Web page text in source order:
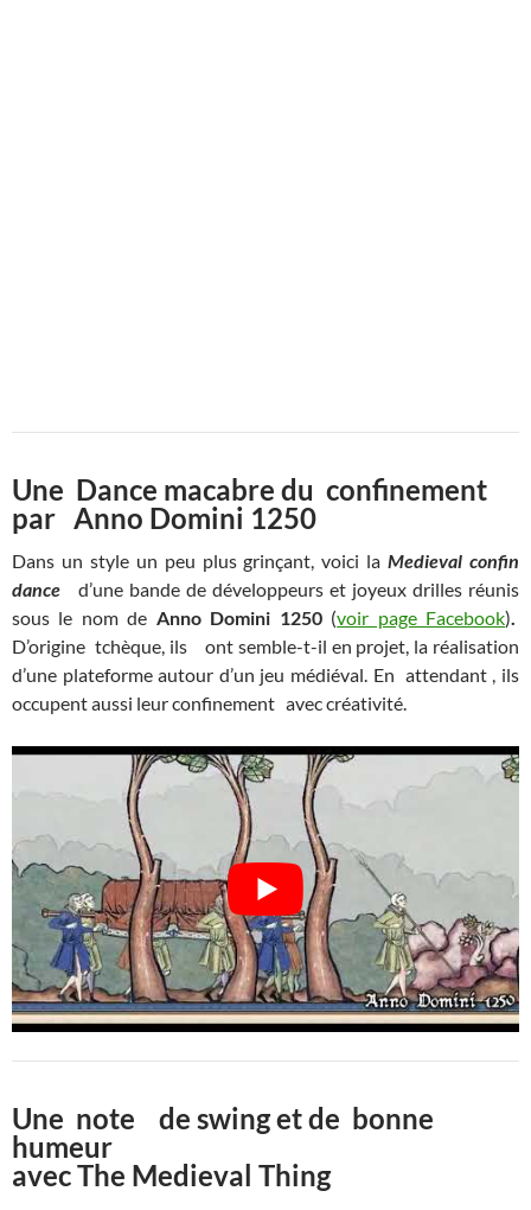
Une Dance macabre du confinement
par Anno Domini 1250
Dans un style un peu plus grinçant, voici laMedieval confin
dance
d’une bande de développeurs et joyeux drilles réunis
sous le nom de Anno Domini 1250 (voir page Facebook).
D’origine tchèque, ils
ont semble-t-il en projet, la réalisation
d’une plateforme autour d’un jeu médiéval. En attendant , ils
occupent aussi leur confinement avec créativité.
Une note de swing et de bonne
humeur
avec The Medieval Thing